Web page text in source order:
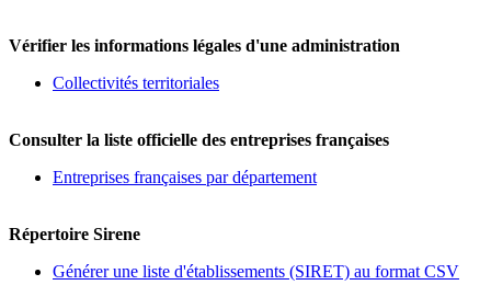
Vérifier les informations légales d'une administration
Collectivités territoriales
Consulter la liste officielle des entreprises françaises
Entreprises françaises par département
Répertoire Sirene
Générer une liste d'établissements (SIRET) au format CSV